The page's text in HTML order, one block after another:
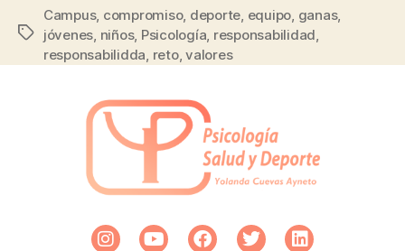
Campus, compromiso, deporte equipo ganas,
jóvenes niños, Psicología responsabilidad
responsabilidda reto,valores